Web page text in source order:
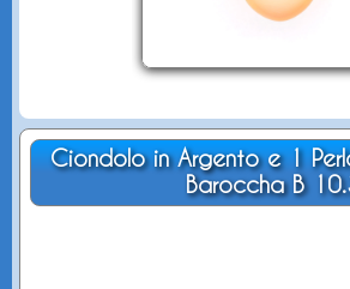
Ciondolo in Argento e 1
Baroccha B